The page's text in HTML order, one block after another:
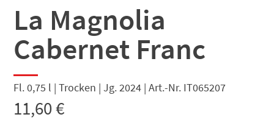
La Magnolia
Cabernet Franc
Fl. 0,75 l | Trocken | Jg. 2024 | Art.-Nr. IT065207
11,60€